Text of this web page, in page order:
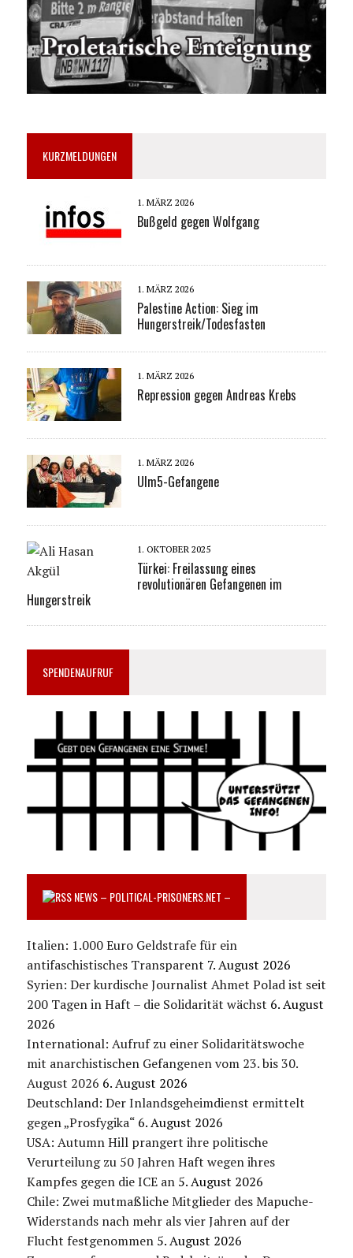
KURZMELDUNGEN
1. MÄRZ 2026
Bußgeld gegen Wolfgang
1. MÄRZ 2026
Palestine Action: Sieg im
Hungerstreik/Todesfasten
1. MÄRZ 2026
Repression gegen Andreas Krebs
1. MÄRZ 2026
Ulm5-Gefangene
1. OKTOBER 2025
Türkei: Freilassung eines
revolutionären Gefangenen im
Hungerstreik
SPENDENAUFRUF
NEWS – POLITICAL-PRISONERS.NET –
Italien: 1.000 Euro Geldstrafe für ein
antifaschistisches Transparent 7. August 2026
Syrien: Der kurdische Journalist Ahmet Polad ist seit
200 Tagen in Haft – die Solidarität wächst 6. August
2026
International: Aufruf zu einer Solidaritätswoche
mit anarchistischen Gefangenen vom 23. bis 30.
August 2026 6. August 2026
Deutschland: Der Inlandsgeheimdienst ermittelt
gegen „Prosfygika“ 6. August 2026
USA: Autumn Hill prangert ihre politische
Verurteilung zu 50 Jahren Haft wegen ihres
Kampfes gegen die ICE an 5. August 2026
Chile: Zwei mutmaßliche Mitglieder des Mapuche-
Widerstands nach mehr als vier Jahren auf der
Flucht festgenommen 5. August 2026